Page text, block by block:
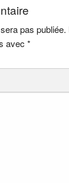
pas publiée.
avec*